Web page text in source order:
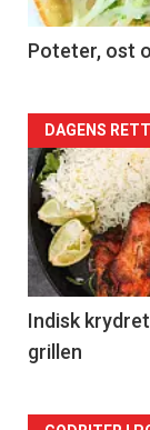
Poteter, ost
Forsiden
akkurat
nå
-
2
DAGENS RETT
Indisk
grillen